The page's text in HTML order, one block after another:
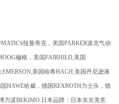
纽曼蒂克，美国PARKER派克气动
穆格，美国FAIRHILD,美国
美国哈希HACH,美国丹尼逊液
HAWE哈威，德国REXROTH力士乐，德
力谋BEKIMO.日本品牌：日本东京美意